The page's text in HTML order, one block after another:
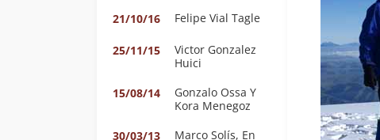
21/10/16
Felipe Vial Tagle
25/11/15
Victor Gonzalez
Huici
15/08/14
Gonzalo Ossa Y
Kora Menegoz
30/03/13
Marco Solís, En